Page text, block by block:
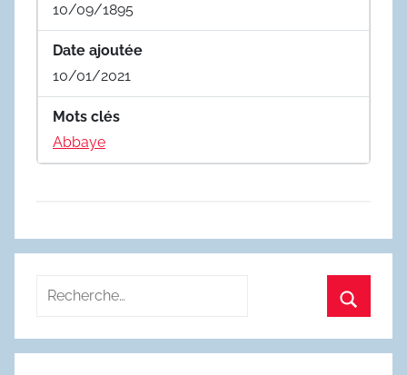
10/09/1895
Date ajoutée
10/01/2021
Mots clés
Abbaye
Recherche
: